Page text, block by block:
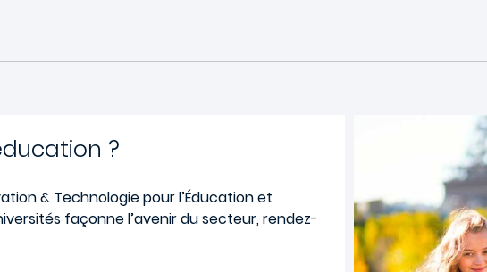
?
& Technologie pour l’Éducation et
façonne l’avenir du secteur, rendez-